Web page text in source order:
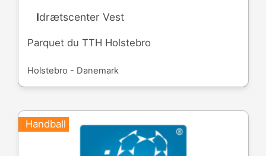
Idrætscenter Vest
Parquet du TTH Holstebro
Holstebro - Danemark
Handball